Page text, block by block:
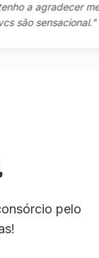
a agradecer
sensacional."
pelo